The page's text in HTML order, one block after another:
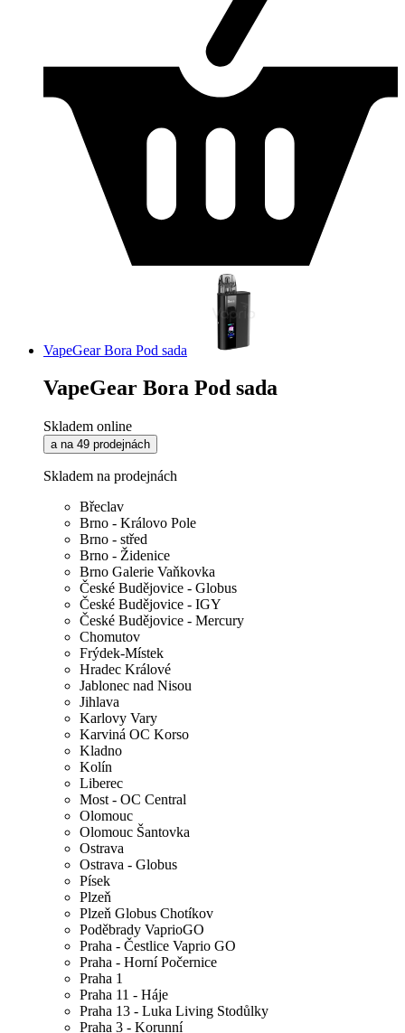
VapeGear Bora Pod sada
VapeGear Bora Pod sada
Skladem online
a na 49 prodejnách
Skladem na prodejnách
Břeclav
Brno - Královo Pole
Brno - střed
Brno - Židenice
Brno Galerie Vaňkovka
České Budějovice - Globus
České Budějovice - IGY
České Budějovice - Mercury
Chomutov
Frýdek-Místek
Hradec Králové
Jablonec nad Nisou
Jihlava
Karlovy Vary
Karviná OC Korso
Kladno
Kolín
Liberec
Most - OC Central
Olomouc
Olomouc Šantovka
Ostrava
Ostrava - Globus
Písek
Plzeň
Plzeň Globus Chotíkov
Poděbrady VaprioGO
Praha - Čestlice Vaprio GO
Praha - Horní Počernice
Praha 1
Praha 11 - Háje
Praha 13 - Luka Living Stodůlky
Praha 3 - Korunní